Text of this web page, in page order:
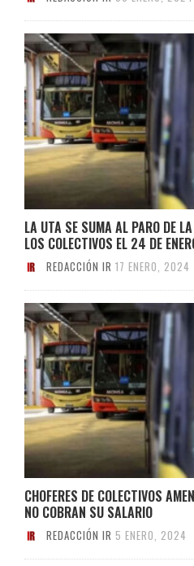
LA UTA SE SUMA AL PARO DE
LOS COLECTIVOS EL 24 DE
REDACCIÓN IR 17 ENERO, 2024
CHOFERES DE COLECTIVOS
NO COBRAN SU SALARIO
REDACCIÓN IR 5 ENERO, 2024